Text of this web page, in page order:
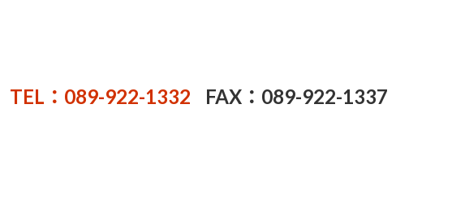
TEL：089-922-1332 FAX：089-922-1337